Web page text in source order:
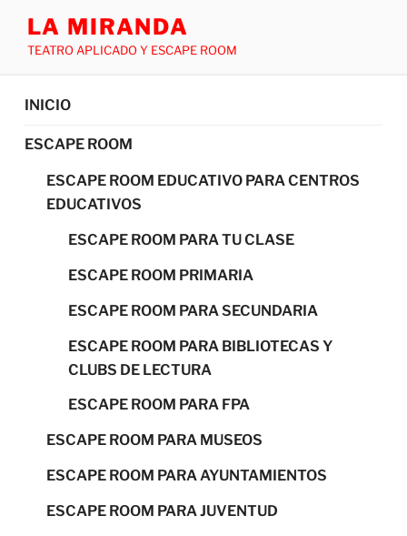
LA MIRANDA
TEATRO APLICADO Y ESCAPE ROOM
INICIO
ESCAPE ROOM
ESCAPE ROOM EDUCATIVO PARA CENTROS
EDUCATIVOS
ESCAPE ROOM PARA TU CLASE
ESCAPE ROOM PRIMARIA
ESCAPE ROOM PARA SECUNDARIA
ESCAPE ROOM PARA BIBLIOTECAS Y
CLUBS DE LECTURA
ESCAPE ROOM PARA FPA
ESCAPE ROOM PARA MUSEOS
ESCAPE ROOM PARA AYUNTAMIENTOS
ESCAPE ROOM PARA JUVENTUD